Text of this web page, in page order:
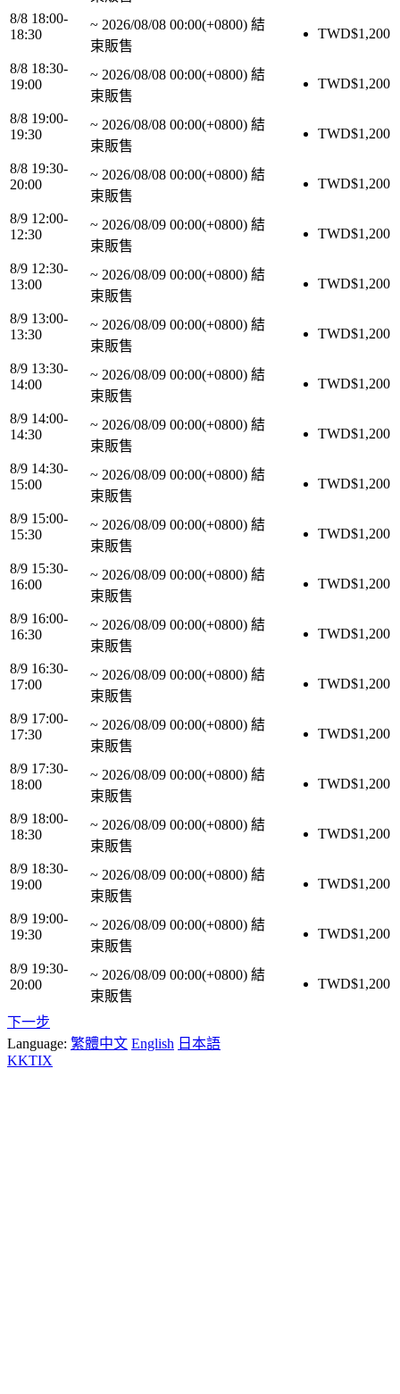
8/8 18:00-
18:30
~ 2026/08/08 00:00(+0800) 結
束販售
TWD$1,200
8/8 18:30-
19:00
~ 2026/08/08 00:00(+0800) 結
束販售
TWD$1,200
8/8 19:00-
19:30
~ 2026/08/08 00:00(+0800) 結
束販售
TWD$1,200
8/8 19:30-
20:00
~ 2026/08/08 00:00(+0800) 結
束販售
TWD$1,200
8/9 12:00-
12:30
~ 2026/08/09 00:00(+0800) 結
束販售
TWD$1,200
8/9 12:30-
13:00
~ 2026/08/09 00:00(+0800) 結
束販售
TWD$1,200
8/9 13:00-
13:30
~ 2026/08/09 00:00(+0800) 結
束販售
TWD$1,200
8/9 13:30-
14:00
~ 2026/08/09 00:00(+0800) 結
束販售
TWD$1,200
8/9 14:00-
14:30
~ 2026/08/09 00:00(+0800) 結
束販售
TWD$1,200
8/9 14:30-
15:00
~ 2026/08/09 00:00(+0800) 結
束販售
TWD$1,200
8/9 15:00-
15:30
~ 2026/08/09 00:00(+0800) 結
束販售
TWD$1,200
8/9 15:30-
16:00
~ 2026/08/09 00:00(+0800) 結
束販售
TWD$1,200
8/9 16:00-
16:30
~ 2026/08/09 00:00(+0800) 結
束販售
TWD$1,200
8/9 16:30-
17:00
~ 2026/08/09 00:00(+0800) 結
束販售
TWD$1,200
8/9 17:00-
17:30
~ 2026/08/09 00:00(+0800) 結
束販售
TWD$1,200
8/9 17:30-
18:00
~ 2026/08/09 00:00(+0800) 結
束販售
TWD$1,200
8/9 18:00-
18:30
~ 2026/08/09 00:00(+0800) 結
束販售
TWD$1,200
8/9 18:30-
19:00
~ 2026/08/09 00:00(+0800) 結
束販售
TWD$1,200
8/9 19:00-
19:30
~ 2026/08/09 00:00(+0800) 結
束販售
TWD$1,200
8/9 19:30-
20:00
~ 2026/08/09 00:00(+0800) 結
束販售
TWD$1,200
下一步
Language: 繁體中文 English 日本語
KKTIX